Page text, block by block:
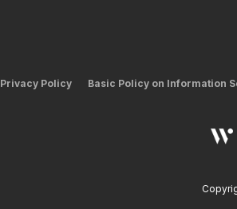
Privacy Policy Basic Policy on Information